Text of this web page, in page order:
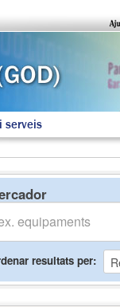
serveis
resultats per